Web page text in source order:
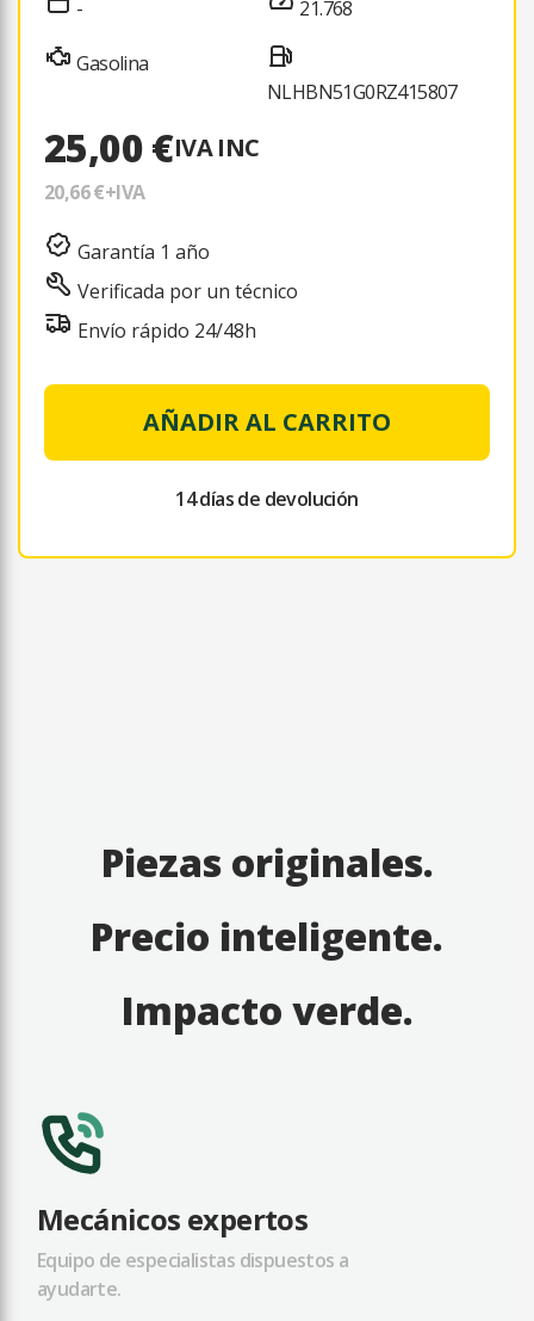
-
Gasolina
21.768
NLHBN51G0RZ415807
25,00 €IVA INC
20,66 €+IVA
Garantía 1 año
Verificada por un técnico
Envío rápido 24/48h
AÑADIR AL CARRITO
14 días de devolución
Piezas originales.
Precio inteligente.
Impacto verde.
Mecánicos expertos
Equipo de especialistas dispuestos a
ayudarte.